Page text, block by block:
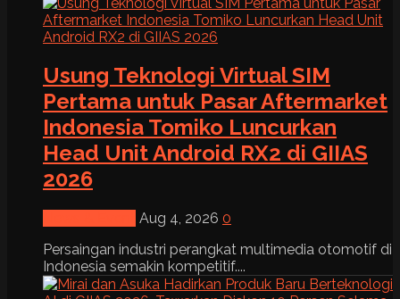
Usung Teknologi Virtual SIM
Pertama untuk Pasar Aftermarket
Indonesia Tomiko Luncurkan
Head Unit Android RX2 di GIIAS
2026
Aug 4, 2026 0
Persaingan industri perangkat multimedia otomotif di
Indonesia semakin kompetitif....